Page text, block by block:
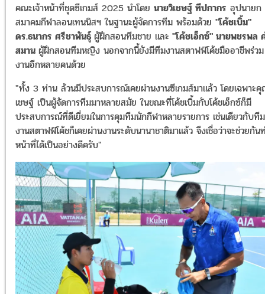
คณะเจ้าหน้าที่ชุดซีเกมส์ 2025 นำโดย นายวิเชษฐ์ ทีปกากร อุปนายก
สมาคมกีฬาลอนเทนนิสฯ ในฐานะผู้จัดการทีม พร้อมด้วย "โค้ชเบิ้ม"
ดร.ธนากร ศรีชาพันธุ์ ผู้ฝึกสอนทีมชาย และ "โค้ชเอ็กซ์" นายพชรพล
สมาน ผู้ฝึกสอนทีมหญิง นอกจากนี้ยังมีทีมงานสตาฟฟ์โค้ชมืออาชีพร่วม
งานอีกหลายคนด้วย
"ทั้ง 3 ท่าน ล้วนมีประสบการณ์เคยผ่านงานซีเกมส์มาแล้ว โดยเฉพาะ
เชษฐ์ เป็นผู้จัดการทีมมาหลายสมัย ในขณะที่โค้ชเบิ้มกับโค้ชเอ็กซ์ก็มี
ประสบการณ์ที่ดีเยี่ยมในการคุมทีมนักกีฬาหลายรายการ เช่นเดียวกับทีม
งานสตาฟฟ์โค้ชก็เคยผ่านงานระดับนานาชาติมาแล้ว จึงเชื่อว่าจะช่วยกัน
หน้าที่ได้เป็นอย่างดีครับ"